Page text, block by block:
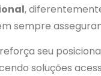
,
sempre
reforça seu
soluções